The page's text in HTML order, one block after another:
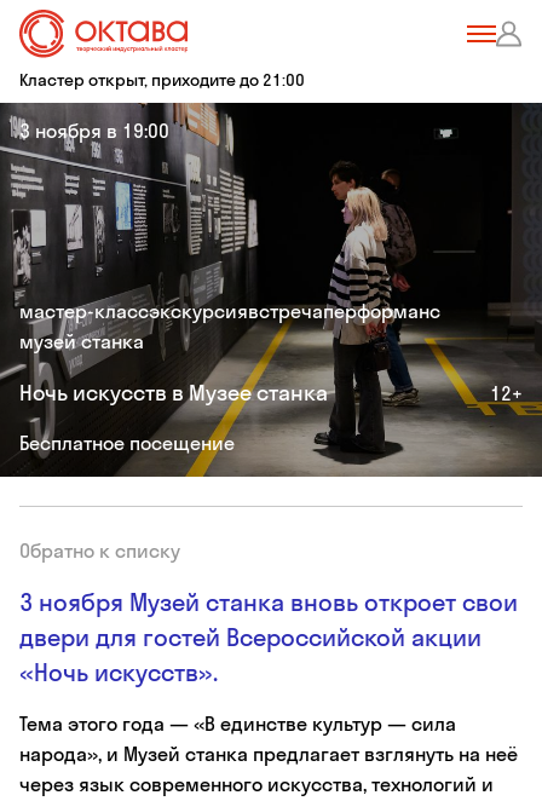
Кластер открыт, приходите до 21:00
3 ноября в 19:00
мастер-классэкскурсиявстречаперформанс
музей станка
Ночь искусств в Музее станка 12+
Бесплатное посещение
3 ноября Музей станка вновь откроет свои
двери для гостей Всероссийской акции
«Ночь искусств».
Тема этого года — «В единстве культур — сила
народа», и Музей станка предлагает взглянуть на неё
через язык современного искусства, технологий и
Обратно к списку